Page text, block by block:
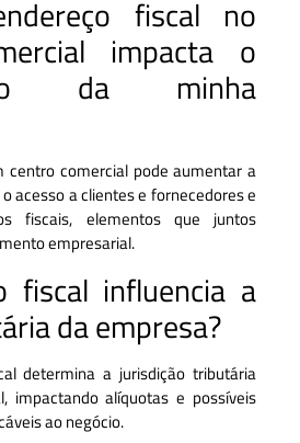
fiscal no
impacta o
da minha
centro comercial pode aumentar a
acesso a clientes e fornecedores e
fiscais, elementos que juntos
empresarial.
fiscal influencia a
da empresa?
determina a jurisdição tributária
impactando alíquotas e possíveis
ao negócio.